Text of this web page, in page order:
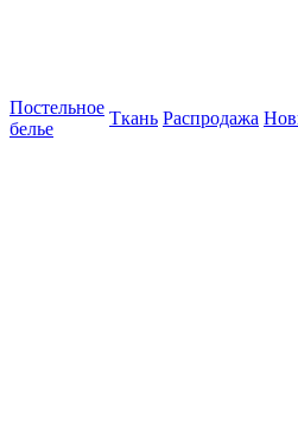
Постельное
белье
Ткань Распродажа